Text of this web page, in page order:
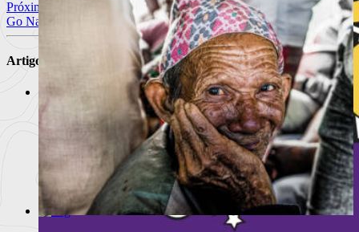
Próximo Artigo
Go Natural com supermercado biológico no Porto
Artigos Relacionados
NOS Primavera Sound 2014 | 6 de
Junho
A actuação dos Pixies raramente conseguiu passar dLer
mais +